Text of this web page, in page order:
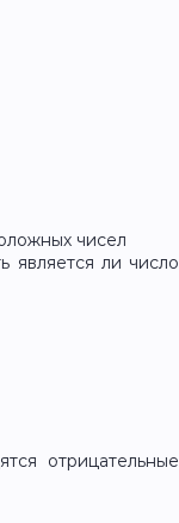
чисел
является ли число
отрицательные